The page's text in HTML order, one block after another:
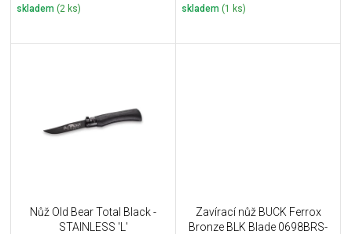
skladem (2 ks) skladem (1 ks)
Nůž Old Bear Total Black -
STAINLESS 'L'
Zavírací nůž BUCK Ferrox
Bronze BLK Blade 0698BRS-